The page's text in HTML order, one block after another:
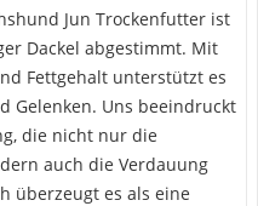
Jun Trockenfutter ist
Dackel abgestimmt. Mit
Fettgehalt unterstützt es
Gelenken. Uns beeindruckt
die nicht nur die
auch die Verdauung
überzeugt es als eine